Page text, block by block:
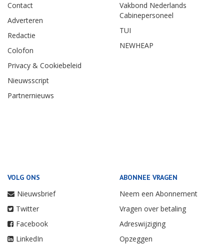
Contact
Adverteren
Redactie
Colofon
Privacy & Cookiebeleid
Nieuwsscript
Partnernieuws
Vakbond Nederlands
Cabinepersoneel
TUI
NEWHEAP
VOLG ONS
Nieuwsbrief
Twitter
Facebook
LinkedIn
ABONNEE VRAGEN
Neem een Abonnement
Vragen over betaling
Adreswijziging
Opzeggen